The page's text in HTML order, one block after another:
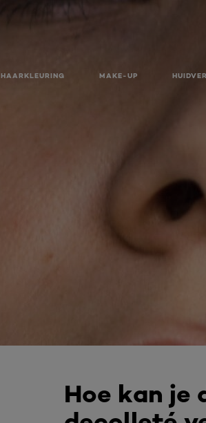
HAARKLEURING MAKE-UP
Hoe kan je